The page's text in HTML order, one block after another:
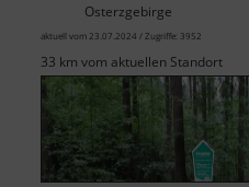
Osterzgebirge
aktuell vom 23.07.2024 / Zugriffe: 3952
33 km vom aktuellen Standort